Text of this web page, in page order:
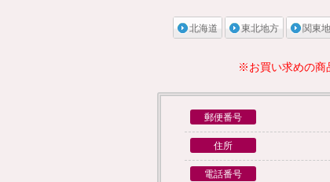
北海道 東北地方 関東
※お買い求めの商
郵便番号
住所
電話番号